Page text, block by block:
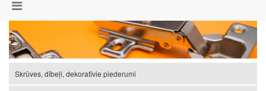
Skrūves, dībeļi, dekoratīvie piederumi